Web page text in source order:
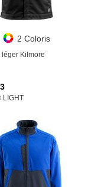
2 Coloris
Kilmore
LIGHT